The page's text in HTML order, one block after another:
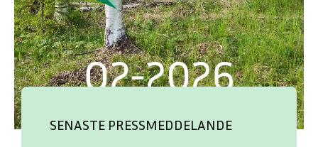
SENASTE PRESSMEDDELANDE